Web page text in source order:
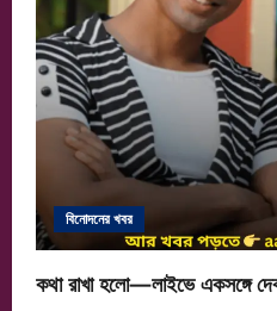
বিনোদনের খবর
কথা রাখা হলো—লাইভে একসঙ্গে